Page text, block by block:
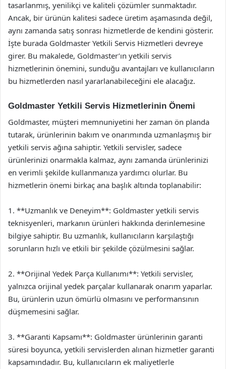
tasarlanmış, yenilikçi ve kaliteli çözümler sunmaktadır.
Ancak, bir ürünün kalitesi sadece üretim aşamasında değil,
aynı zamanda satış sonrası hizmetlerde de kendini gösterir.
İşte burada Goldmaster Yetkili Servis Hizmetleri devreye
girer. Bu makalede, Goldmaster’ın yetkili servis
hizmetlerinin önemini, sunduğu avantajları ve kullanıcıların
bu hizmetlerden nasıl yararlanabileceğini ele alacağız.
Goldmaster Yetkili Servis Hizmetlerinin Önemi
Goldmaster, müşteri memnuniyetini her zaman ön planda
tutarak, ürünlerinin bakım ve onarımında uzmanlaşmış bir
yetkili servis ağına sahiptir. Yetkili servisler, sadece
ürünlerinizi onarmakla kalmaz, aynı zamanda ürünlerinizi
en verimli şekilde kullanmanıza yardımcı olurlar. Bu
hizmetlerin önemi birkaç ana başlık altında toplanabilir:
1. **Uzmanlık ve Deneyim**: Goldmaster yetkili servis
teknisyenleri, markanın ürünleri hakkında derinlemesine
bilgiye sahiptir. Bu uzmanlık, kullanıcıların karşılaştığı
sorunların hızlı ve etkili bir şekilde çözülmesini sağlar.
2. **Orijinal Yedek Parça Kullanımı**: Yetkili servisler,
yalnızca orijinal yedek parçalar kullanarak onarım yaparlar.
Bu, ürünlerin uzun ömürlü olmasını ve performansının
düşmemesini sağlar.
3. **Garanti Kapsamı**: Goldmaster ürünlerinin garanti
süresi boyunca, yetkili servislerden alınan hizmetler garanti
kapsamındadır. Bu, kullanıcıların ek maliyetlerle